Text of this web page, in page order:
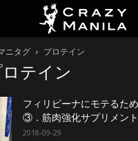
ニタグ プロテイン
テイン
フィリピーナにモテるた
③．筋肉強化サプリメン
2018-09-29